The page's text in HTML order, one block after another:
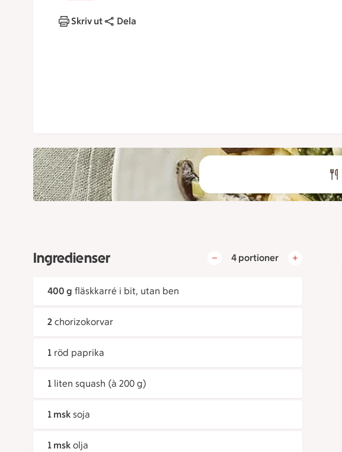
Skriv ut Dela
Ingredienser 4 portioner
400 g fläskkarré i bit, utan ben
2 chorizokorvar
1 röd paprika
1 liten squash (à 200 g)
1 msk soja
1 msk olja